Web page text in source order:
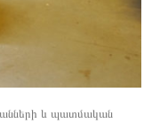
և պատմական